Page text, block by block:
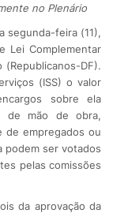
no Plenário
segunda-feira (11),
Lei Complementar
DF).
(ISS) o valor
sobre ela
de mão de obra,
de empregados ou
podem ser votados
pelas comissões
da aprovação da